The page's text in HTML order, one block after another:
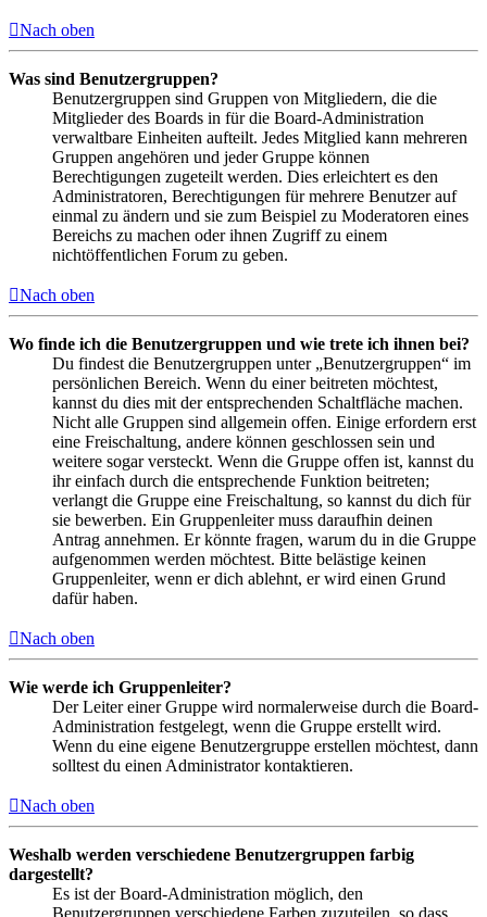
Nach oben
Was sind Benutzergruppen?
Benutzergruppen sind Gruppen von Mitgliedern, die die
Mitglieder des Boards in für die Board-Administration
verwaltbare Einheiten aufteilt. Jedes Mitglied kann mehreren
Gruppen angehören und jeder Gruppe können
Berechtigungen zugeteilt werden. Dies erleichtert es den
Administratoren, Berechtigungen für mehrere Benutzer auf
einmal zu ändern und sie zum Beispiel zu Moderatoren eines
Bereichs zu machen oder ihnen Zugriff zu einem
nichtöffentlichen Forum zu geben.
Nach oben
Wo finde ich die Benutzergruppen und wie trete ich ihnen bei?
Du findest die Benutzergruppen unter „Benutzergruppen“ im
persönlichen Bereich. Wenn du einer beitreten möchtest,
kannst du dies mit der entsprechenden Schaltfläche machen.
Nicht alle Gruppen sind allgemein offen. Einige erfordern erst
eine Freischaltung, andere können geschlossen sein und
weitere sogar versteckt. Wenn die Gruppe offen ist, kannst du
ihr einfach durch die entsprechende Funktion beitreten;
verlangt die Gruppe eine Freischaltung, so kannst du dich für
sie bewerben. Ein Gruppenleiter muss daraufhin deinen
Antrag annehmen. Er könnte fragen, warum du in die Gruppe
aufgenommen werden möchtest. Bitte belästige keinen
Gruppenleiter, wenn er dich ablehnt, er wird einen Grund
dafür haben.
Nach oben
Wie werde ich Gruppenleiter?
Der Leiter einer Gruppe wird normalerweise durch die Board-
Administration festgelegt, wenn die Gruppe erstellt wird.
Wenn du eine eigene Benutzergruppe erstellen möchtest, dann
solltest du einen Administrator kontaktieren.
Nach oben
Weshalb werden verschiedene Benutzergruppen farbig
dargestellt?
Es ist der Board-Administration möglich, den
Benutzergruppen verschiedene Farben zuzuteilen, so dass